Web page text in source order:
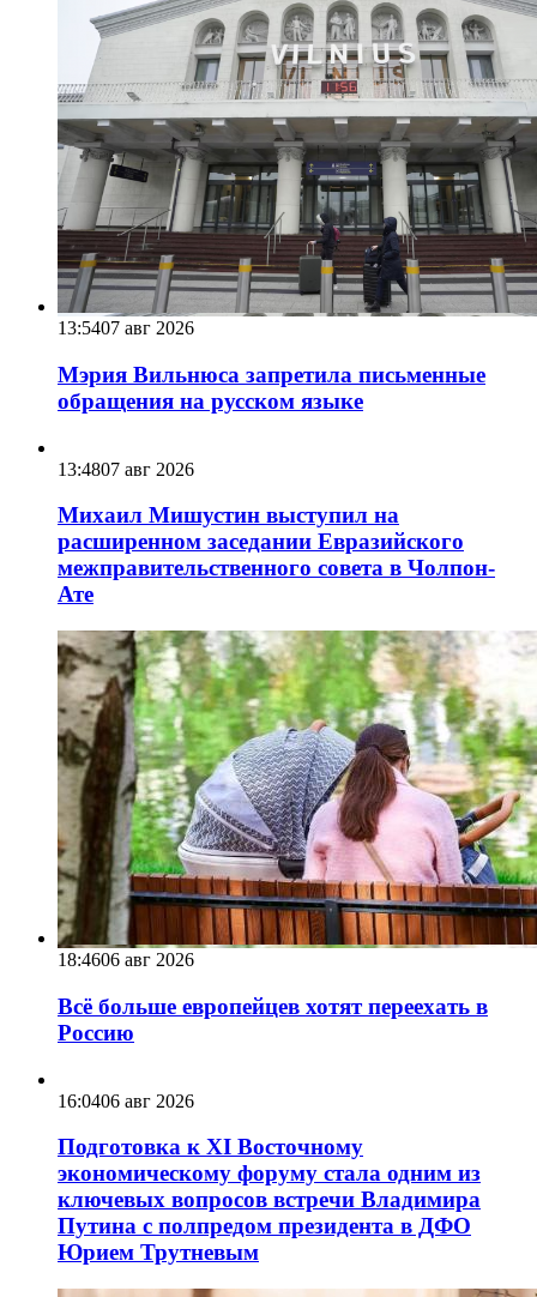
13:5407 авг 2026
Мэрия Вильнюса запретила письменные
обращения на русском языке
13:4807 авг 2026
Михаил Мишустин выступил на
расширенном заседании Евразийского
межправительственного совета в Чолпон-
Ате
18:4606 авг 2026
Всё больше европейцев хотят переехать в
Россию
16:0406 авг 2026
Подготовка к XI Восточному
экономическому форуму стала одним из
ключевых вопросов встречи Владимира
Путина с полпредом президента в ДФО
Юрием Трутневым